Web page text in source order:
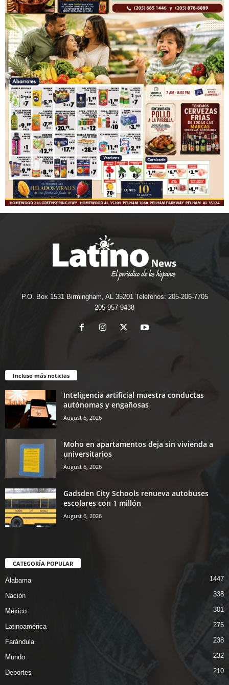
P.O. Box 1531 Birmingham, AL 35201 Teléfonos: 205-206-7705
205-957-9438
Incluso más noticias
Inteligencia artificial muestra conductas
autónomas y engañosas
August 6, 2026
Moho en apartamentos deja sin vivienda a
universitarios
August 6, 2026
Gadsden City Schools renueva autobuses
escolares con 1 millón
August 6, 2026
CATEGORÍA POPULAR
Alabama 1447
Nación 338
México 301
Latinoamérica 275
Farándula 238
Mundo 232
Deportes 210